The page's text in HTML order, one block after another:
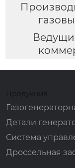
Продукция
Детали
Система
Дроссельная